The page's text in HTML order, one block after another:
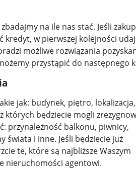
na ile nas stać. Jeśli zakup
kredyt, w pierwszej kolejności
możliwe rozwiązania
przystąpić do następnego
jak: budynek, piętro, lokalizacja,
będziecie mogli
przynależność balkonu, piwnicy,
i inne. Jeśli będziecie już
te, które są najbliższe Waszym
nieruchomości agentowi.